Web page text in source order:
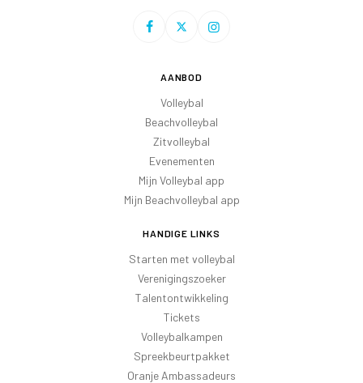
AANBOD
Volleybal
Beachvolleybal
Zitvolleybal
Evenementen
Mijn Volleybal app
Mijn Beachvolleybal app
HANDIGE LINKS
Starten met volleybal
Verenigingszoeker
Talentontwikkeling
Tickets
Volleybalkampen
Spreekbeurtpakket
Oranje Ambassadeurs